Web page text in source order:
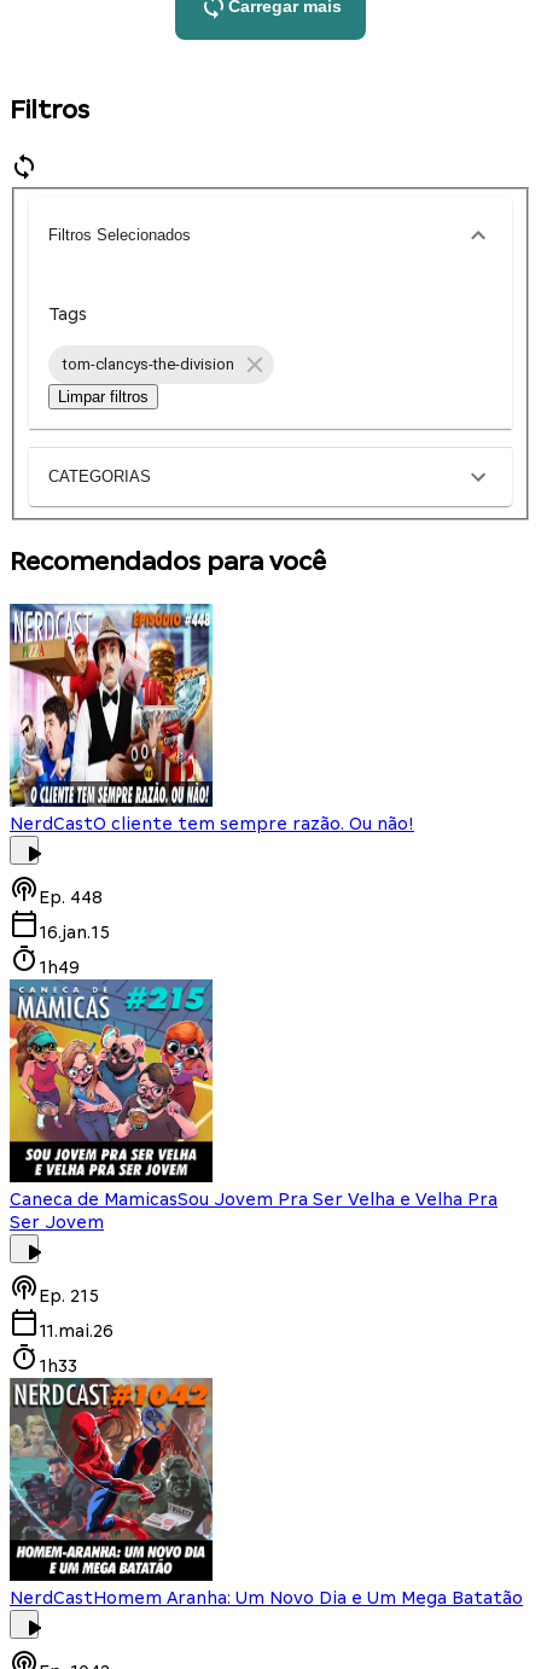
Carregar mais
Filtros
Filtros Selecionados
Tags
tom-clancys-the-division
Limpar filtros
CATEGORIAS
Recomendados para você
NerdCastO cliente tem sempre razão. Ou não!
Ep. 448
16.jan.15
1h49
Caneca de MamicasSou Jovem Pra Ser Velha e Velha Pra
Ser Jovem
Ep. 215
11.mai.26
1h33
NerdCastHomem Aranha: Um Novo Dia e Um Mega Batatão